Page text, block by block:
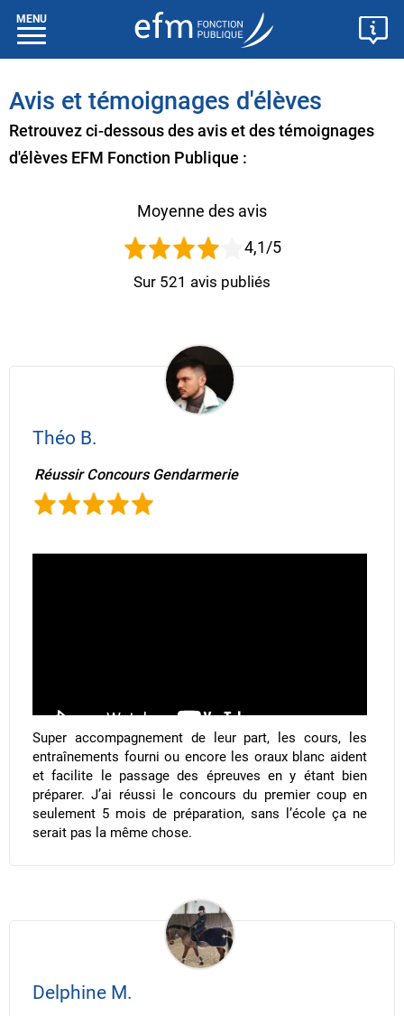
MENU
Avis et témoignages d'élèves
Retrouvez ci-dessous des avis et des témoignages
d'élèves EFM Fonction Publique :
Moyenne des avis
4,1/5
Sur 521 avis publiés
Théo B.
Réussir Concours Gendarmerie
Super accompagnement de leur part, les cours, les
entraînements fourni ou encore les oraux blanc aident
et facilite le passage des épreuves en y étant bien
préparer. J’ai réussi le concours du premier coup en
seulement 5 mois de préparation, sans l’école ça ne
serait pas la même chose.
Delphine M.